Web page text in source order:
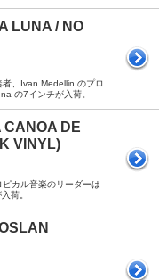
LUNA / NO
、Ivan Medellin のプロ
の7インチが入荷。
CANOA DE
VINYL)
カル音楽のリーダーは
荷。